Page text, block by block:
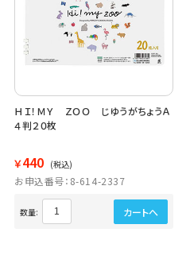
ＨＩ！ＭＹ ＺＯＯ じゆうがちょうＡ
４判２０枚
￥440 (税込)
お申込番号：8-614-2337
数量: カートへ